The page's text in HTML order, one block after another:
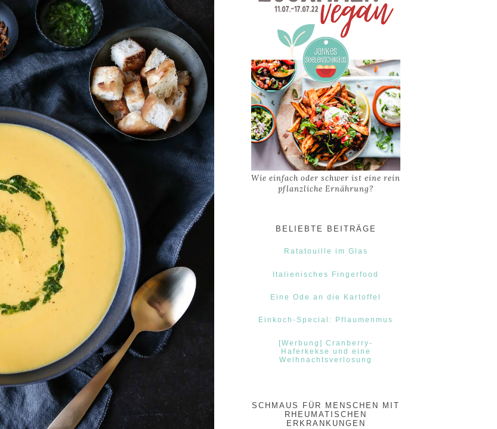
Wie einfach oder schwer ist eine rein
pflanzliche Ernährung?
BELIEBTE BEITRÄGE
Ratatouille im Glas
Italienisches Fingerfood
Eine Ode an die Kartoffel
Einkoch-Special: Pflaumenmus
[Werbung] Cranberry-
Haferkekse und eine
Weihnachtsverlosung
SCHMAUS FÜR MENSCHEN MIT
RHEUMATISCHEN
ERKRANKUNGEN